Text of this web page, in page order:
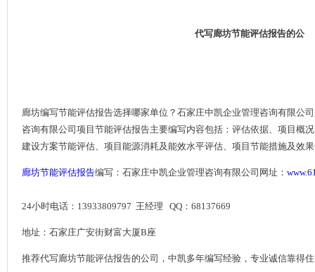
代写廊坊节能评估报告的公
廊坊编写节能评估报告选择哪家单位？石家庄中凯企业管理咨询有限公
咨询有限公司项目节能评估报告主要编写内容包括：评估依据、项目概
建设方案节能评估、项目能源消耗及能效水平评估、项目节能措施及效
廊坊节能评估报告编写：石家庄中凯企业管理咨询有限公司网址：
24小时电话：13933809797 王经理 QQ：68137669
地址：石家庄广安街财富大厦B座
推荐代写廊坊节能评估报告的公司，中凯多年编写经验，专业诚信靠得